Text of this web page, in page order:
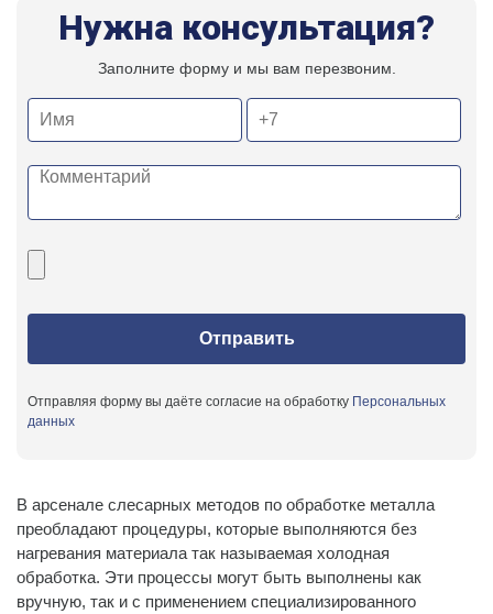
Нужна консультация?
Заполните форму и мы вам перезвоним.
Отправляя форму вы даёте согласие на обработку Персональных
данных
В арсенале слесарных методов по обработке металла
преобладают процедуры, которые выполняются без
нагревания материала так называемая холодная
обработка. Эти процессы могут быть выполнены как
вручную, так и с применением специализированного